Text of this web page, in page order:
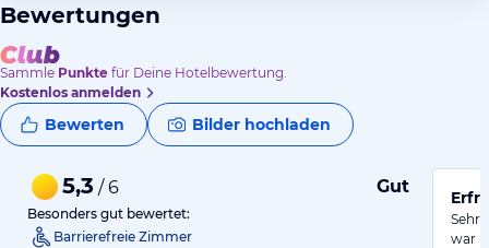
Bewertungen
Sammle Punkte für Deine Hotelbewertung.
Kostenlos anmelden
Bewerten Bilder hochladen
5,3 / 6 Gut
Besonders gut bewertet:
Barrierefreie Zimmer
Sehr
war